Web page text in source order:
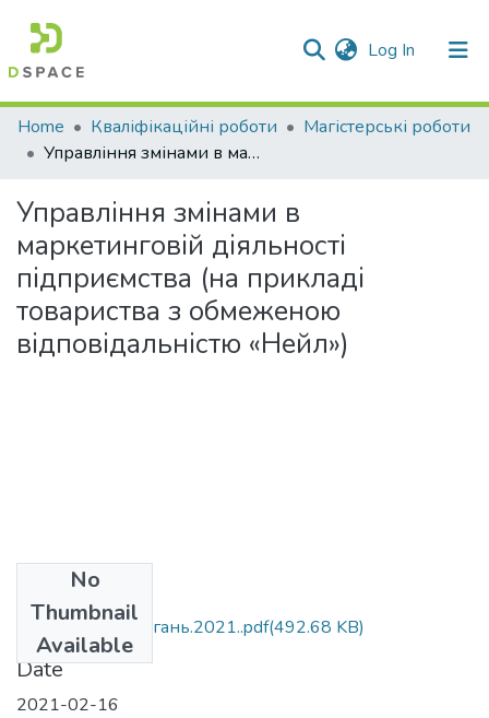
Log In (current)
Communities & Collections
All of DSpace
Statistics
Home Кваліфікаційні роботи
Магістерські роботи
Управління змінами в маркетинговій діяльності підприємства (на прикладі товариства з обмеженою відповідальністю «Нейл»)
Управління змінами в
маркетинговій діяльності
підприємства (на прикладі
товариства з обмеженою
відповідальністю «Нейл»)
No
Thumbnail
Available
М.073.МР_Дорогань.2021..pdf(492.68 KB)
Date
2021-02-16